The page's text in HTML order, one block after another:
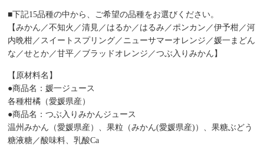
■下記15品種の中から、ご希望の品種をお選びください。
【みかん／不知火／清見／はるか／はるみ／ポンカン／伊予柑／河
内晩柑／スイートスプリング／ニューサマーオレンジ／媛一まどん
な／せとか／甘平／ブラッドオレンジ／つぶ入りみかん】
【原材料名】
●商品名：媛一ジュース
各種柑橘（愛媛県産）
●商品名：つぶ入りみかんジュース
温州みかん（愛媛県産）、果粒（みかん(愛媛県産)）、果糖ぶどう
糖液糖／酸味料、乳酸Ca